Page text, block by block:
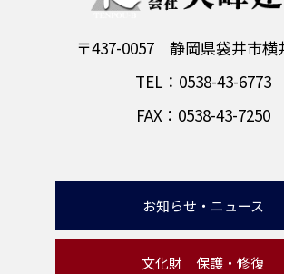
〒437-0057 静岡県袋井市横
TEL：0538-43-6773
FAX：0538-43-7250
お知らせ・ニュース
文化財 保護・修復